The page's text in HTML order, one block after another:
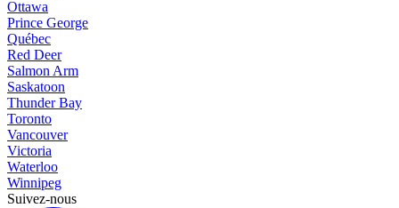
Ottawa
Prince George
Québec
Red Deer
Salmon Arm
Saskatoon
Thunder Bay
Toronto
Vancouver
Victoria
Waterloo
Winnipeg
Suivez-nous